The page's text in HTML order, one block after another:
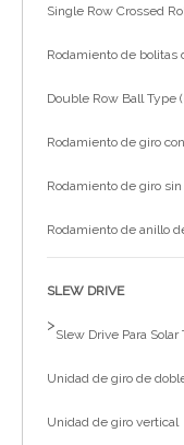
Single Row Crossed
Rodamiento de bolitas
Double Row Ball Type
Rodamiento de giro
Rodamiento de giro
Rodamiento de anillo
SLEW DRIVE
>
Slew Drive Para Solar
Unidad de giro de
Unidad de giro vertical